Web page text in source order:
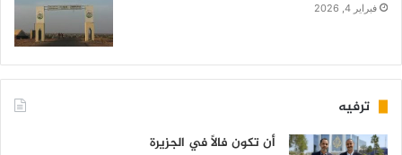
فبراير 4, 2026
ترفيه
أن تكون فالاً في الجزيرة